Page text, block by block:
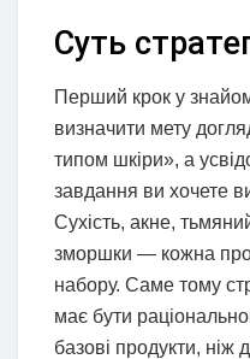
Суть
Перший крок у
визначити мету
типом шкіри», а
завдання ви хочете
Сухість, акне,
зморшки — кожна
набору. Саме тому
має бути
базові продукти, ніж